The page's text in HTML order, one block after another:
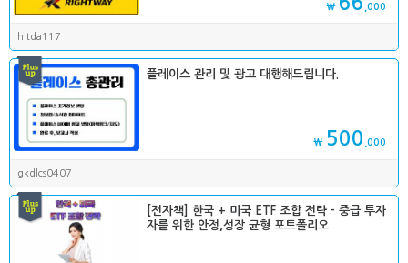
₩ ,000
hitda117
플레이스 관리 및 광고 대행해드립니다.
₩ 500 ,000
gkdlcs0407
[전자책] 한국 + 미국 ETF 조합 전략 - 중급 투자
자를 위한 안정,성장 균형 포트폴리오